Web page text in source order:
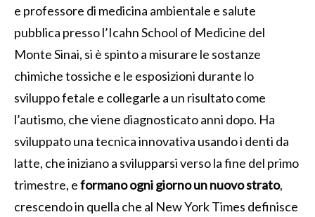
e professore di medicina ambientale e salute
pubblica presso l’Icahn School of Medicine del
Monte Sinai, si è spinto a misurare le sostanze
chimiche tossiche e le esposizioni durante lo
sviluppo fetale e collegarle a un risultato come
l’autismo, che viene diagnosticato anni dopo. Ha
sviluppato una tecnica innovativa usando i denti da
latte, che iniziano a svilupparsi verso la fine del primo
trimestre, eformano ogni giorno un nuovo strato,
crescendo in quella che al New York Times definisce